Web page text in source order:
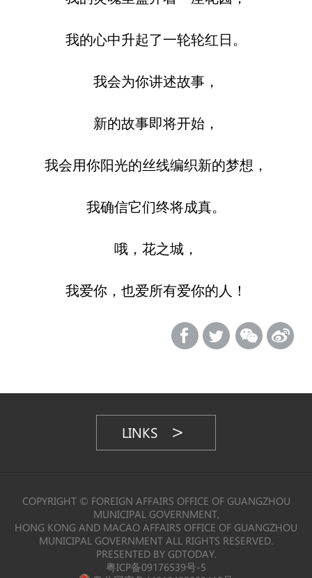
我的心中升起了一轮轮红日。
我会为你讲述故事，
新的故事即将开始，
我会用你阳光的丝线编织新的梦想，
我确信它们终将成真。
哦，花之城，
我爱你，也爱所有爱你的人！
LINKS
COPYRIGHT © FOREIGN AFFAIRS OFFICE OF GUANGZHOU
MUNICIPAL GOVERNMENT,
HONG KONG AND MACAO AFFAIRS OFFICE OF GUANGZHOU
MUNICIPAL GOVERNMENT ALL RIGHTS RESERVED.
PRESENTED BY GDTODAY.
粤ICP备09176539号-5